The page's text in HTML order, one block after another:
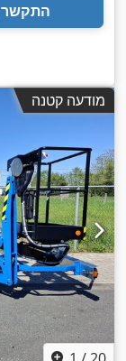
התקשר
מודעה קטנה